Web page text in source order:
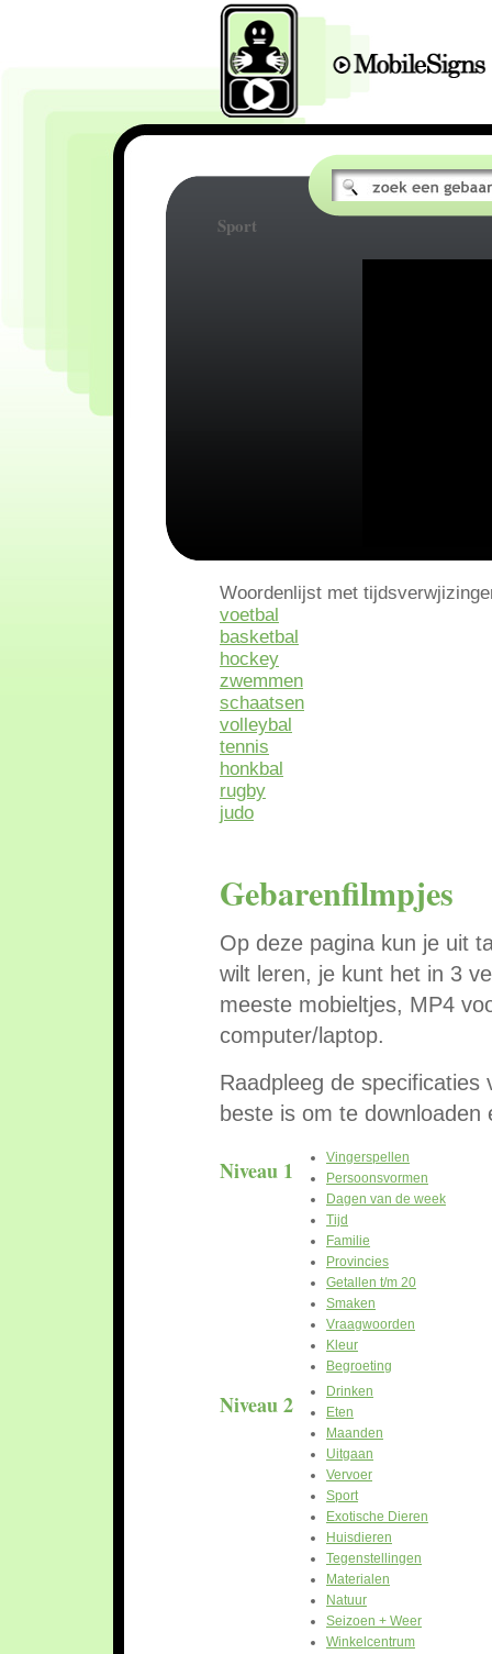
Sport
Woordenlijst met
voetbal
basketbal
hockey
zwemmen
schaatsen
volleybal
tennis
honkbal
rugby
judo
Gebarenfilmpjes
Op deze pagina kun je uit
wilt leren, je kunt het in 3
meeste mobieltjes, MP4
computer/laptop.
Raadpleeg de
beste is om te downloaden
Niveau 1
Vingerspellen
Persoonsvormen
Dagen van de week
Tijd
Familie
Provincies
Getallen t/m 20
Smaken
Vraagwoorden
Kleur
Begroeting
Niveau 2
Drinken
Eten
Maanden
Uitgaan
Vervoer
Sport
Exotische Dieren
Huisdieren
Tegenstellingen
Materialen
Natuur
Seizoen + Weer
Winkelcentrum